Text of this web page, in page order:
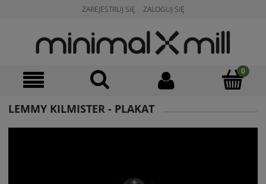
ZAREJESTRUJ SIĘ ZALOGUJ SIĘ
LEMMY KILMISTER - PLAKAT